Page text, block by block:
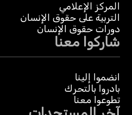
المركز الإعلامي
التربية على حقوق الإنسان
دورات حقوق الإنسان
شاركوا معنا
انضموا إلينا
بادروا بالتحرك
تطوعوا معنا